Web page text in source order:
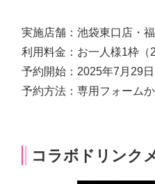
実施店舗：池袋東口店・
利用料金：お一人様1枠（
予約開始：2025年7月29
予約方法：専用フォーム
コラボドリンク